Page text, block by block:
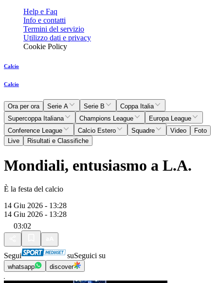
Help e Faq
Info e contatti
Termini del servizio
Utilizzo dati e privacy
Cookie Policy
Calcio
Calcio
Ora per ora Serie A Serie B
Coppa Italia
Supercoppa Italiana
Champions League
Europa League
Conference League
Calcio Estero Squadre Video
Foto
Live
Risultati e Classifiche
Mondiali, entusiasmo a L.A.
È la festa del calcio
14 Giu 2026 - 13:28
14 Giu 2026 - 13:28
03:02
Segui suSeguici su
whatsapp discover